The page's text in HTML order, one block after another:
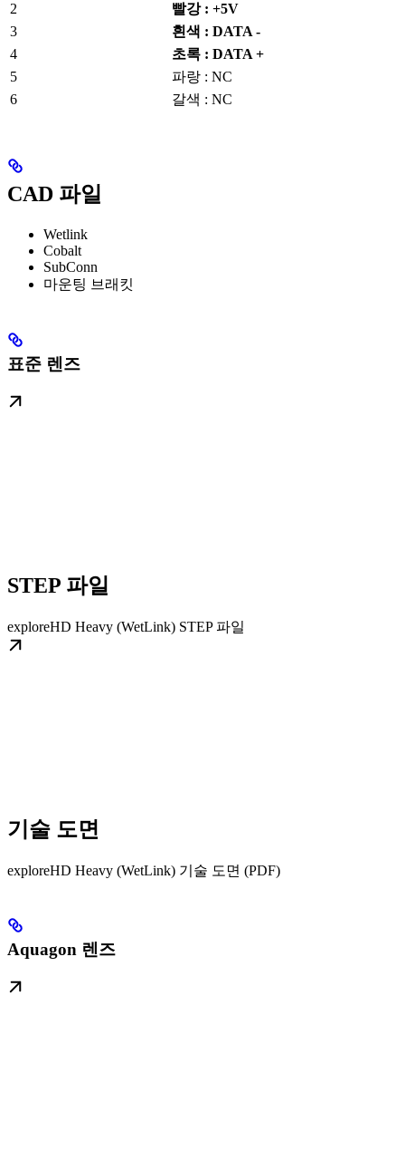
2
빨강 : +5V
3
흰색 : DATA -
4
초록 : DATA +
5
파랑 : NC
6
갈색 : NC
CAD 파일
Wetlink
Cobalt
SubConn
마운팅 브래킷
표준 렌즈
STEP 파일
exploreHD Heavy (WetLink) STEP 파일
기술 도면
exploreHD Heavy (WetLink) 기술 도면 (PDF)
Aquagon 렌즈